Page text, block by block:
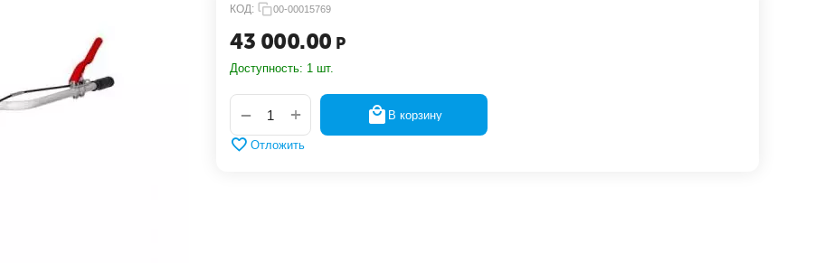
КОД: 00-00015769
43 000.00 Р
Доступность: 1 шт.
+
− В корзину
Отложить